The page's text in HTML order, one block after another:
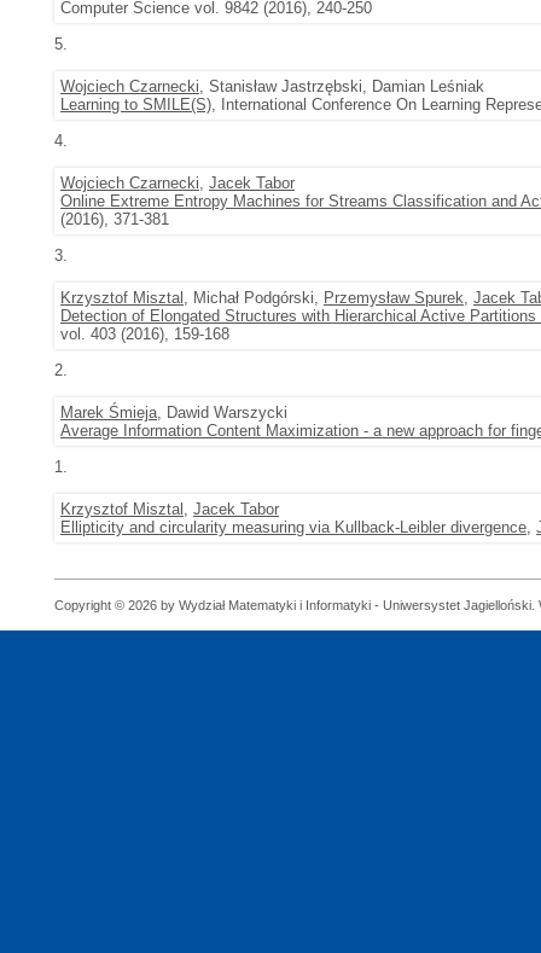
Computer Science vol. 9842 (2016), 240-250
5.
Wojciech Czarnecki, Stanisław Jastrzębski, Damian Leśniak
Learning to SMILE(S), International Conference On Learning
4.
Wojciech Czarnecki, Jacek Tabor
Online Extreme Entropy Machines for Streams Classification and
(2016), 371-381
3.
Krzysztof Misztal , Michał Podgórski, Przemysław Spurek, Jacek
Detection of Elongated Structures with Hierarchical Active
vol. 403 (2016), 159-168
2.
Marek Śmieja, Dawid Warszycki
Average Information Content Maximization - a new approach for
1.
Krzysztof Misztal , Jacek Tabor
Ellipticity and circularity measuring via Kullback-Leibler divergence,
Copyright © 2026 by Wydział Matematyki i Informatyki - Uniwersystet